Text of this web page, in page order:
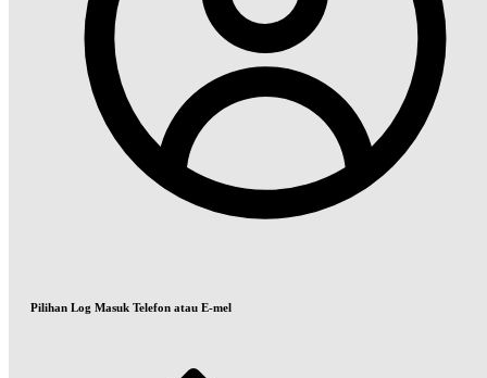
Pilihan Log Masuk Telefon atau E-mel